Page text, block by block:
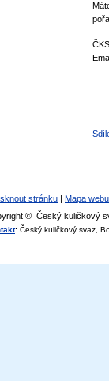
stránku | Mapa webu
© Český kuličkový
: Český kuličkový svaz,